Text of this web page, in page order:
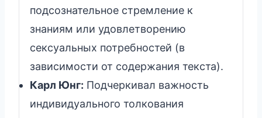
подсознательное стремление к
знаниям или удовлетворению
сексуальных потребностей (в
зависимости от содержания текста).
Карл Юнг: Подчеркивал важность
индивидуального толкования